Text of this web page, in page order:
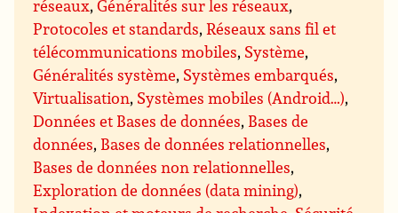
réseaux,Généralités sur les réseaux,
Protocoles et standards,Réseaux sans fil et
télécommunications mobiles, Système,
Généralités système, Systèmes embarqués,
Virtualisation, Systèmes mobiles (Android…),
Données et Bases de données, Bases de
données, Bases de données relationnelles,
Bases de données non relationnelles,
Exploration de données (data mining),